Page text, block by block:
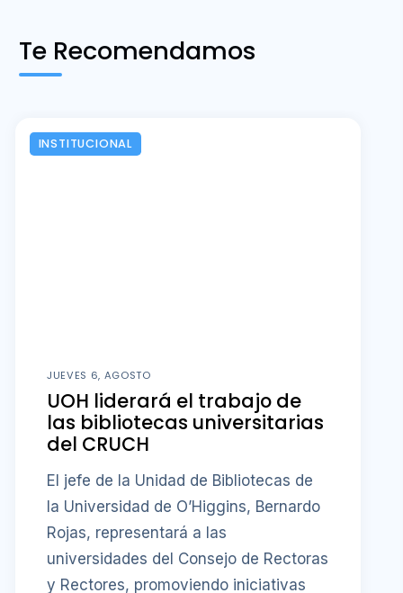
Te Recomendamos
INSTITUCIONAL
JUEVES 6, AGOSTO
UOH liderará el trabajo de
las bibliotecas universitarias
del CRUCH
El jefe de la Unidad de Bibliotecas de
la Universidad de O’Higgins, Bernardo
Rojas, representará a las
universidades del Consejo de Rectoras
y Rectores, promoviendo iniciativas